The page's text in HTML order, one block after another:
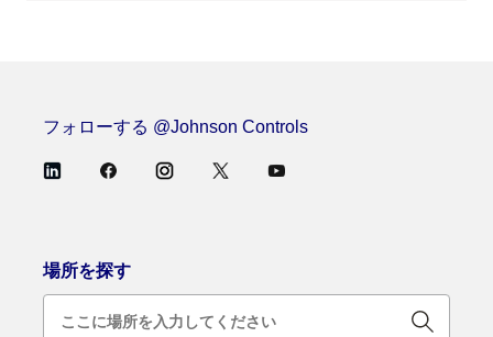
フォローする @Johnson Controls
場所を探す